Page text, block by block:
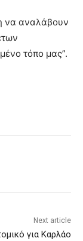
να αναλάβουν
τόπο μας”.
Next article
για Καρλάο